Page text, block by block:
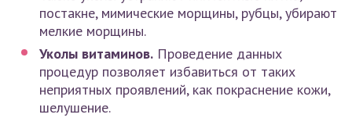
постакне, мимические морщины, рубцы, убирают
мелкие морщины.
Уколы витаминов. Проведение данных
процедур позволяет избавиться от таких
неприятных проявлений, как покраснение кожи,
шелушение.